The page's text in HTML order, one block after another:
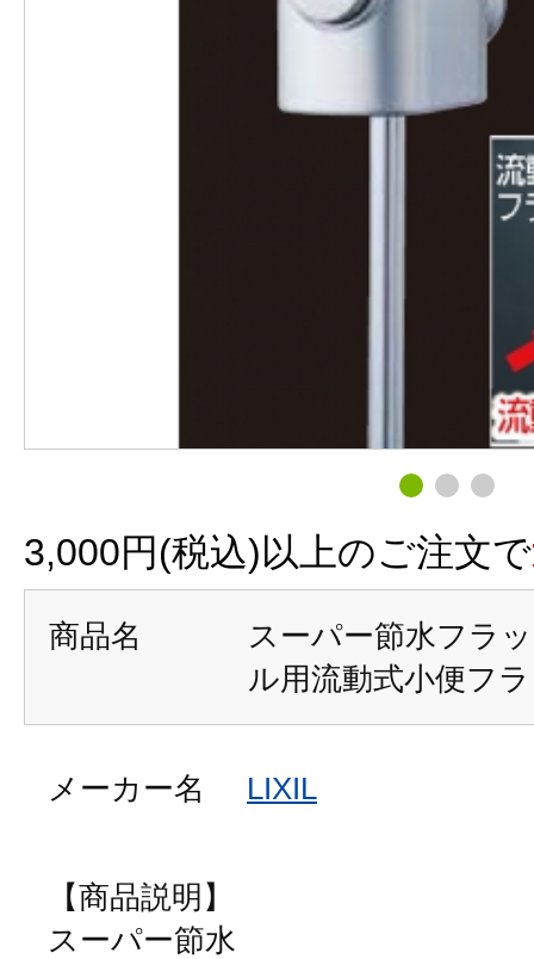
3,000円(税込)以上のご注文で
商品名
スーパー節水フラ
ル用流動式小便フ
メーカー名 LIXIL
【商品説明】
スーパー節水